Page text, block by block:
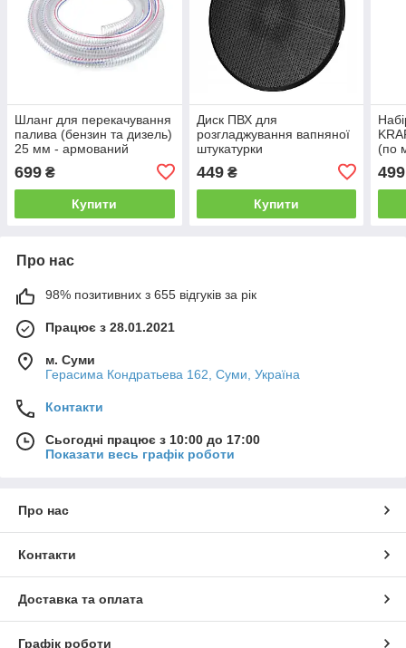
Шланг для перекачування
палива (бензин та дизель)
25 мм - армований
699 ₴
Купити
Диск ПВХ для
розгладжування вапняної
штукатурки
449₴
Купити
(по
499
Про нас
98% позитивних з 655 відгуків за рік
Працює з 28.01.2021
м. Суми
Герасима Кондратьева 162, Суми, Україна
Контакти
Сьогодні працює з 10:00 до 17:00
Показати весь графік роботи
Про нас
Контакти
Доставка та оплата
Графік роботи